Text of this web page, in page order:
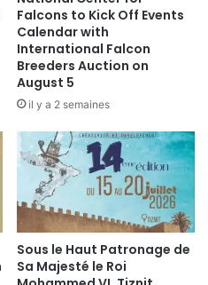
Falcons to Kick Off Events
Calendar with
International Falcon
Breeders Auction on
August 5
il y a 2 semaines
Sous le Haut Patronage de
Sa Majesté le Roi